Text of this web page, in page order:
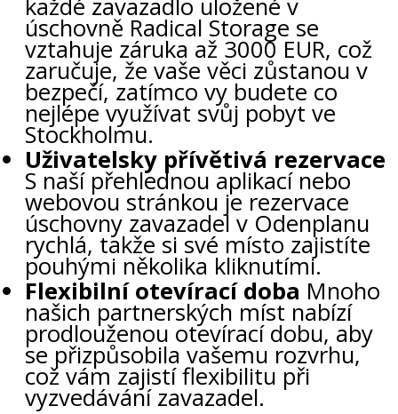
každé zavazadlo uložené v
úschovně Radical Storage se
vztahuje záruka až 3000 EUR, což
zaručuje, že vaše věci zůstanou v
bezpečí, zatímco vy budete co
nejlépe využívat svůj pobyt ve
Stockholmu.
Uživatelsky přívětivá rezervace
S naší přehlednou aplikací nebo
webovou stránkou je rezervace
úschovny zavazadel v Odenplanu
rychlá, takže si své místo zajistíte
pouhými několika kliknutími.
Flexibilní otevírací doba Mnoho
našich partnerských míst nabízí
prodlouženou otevírací dobu, aby
se přizpůsobila vašemu rozvrhu,
což vám zajistí flexibilitu při
vyzvedávání zavazadel.